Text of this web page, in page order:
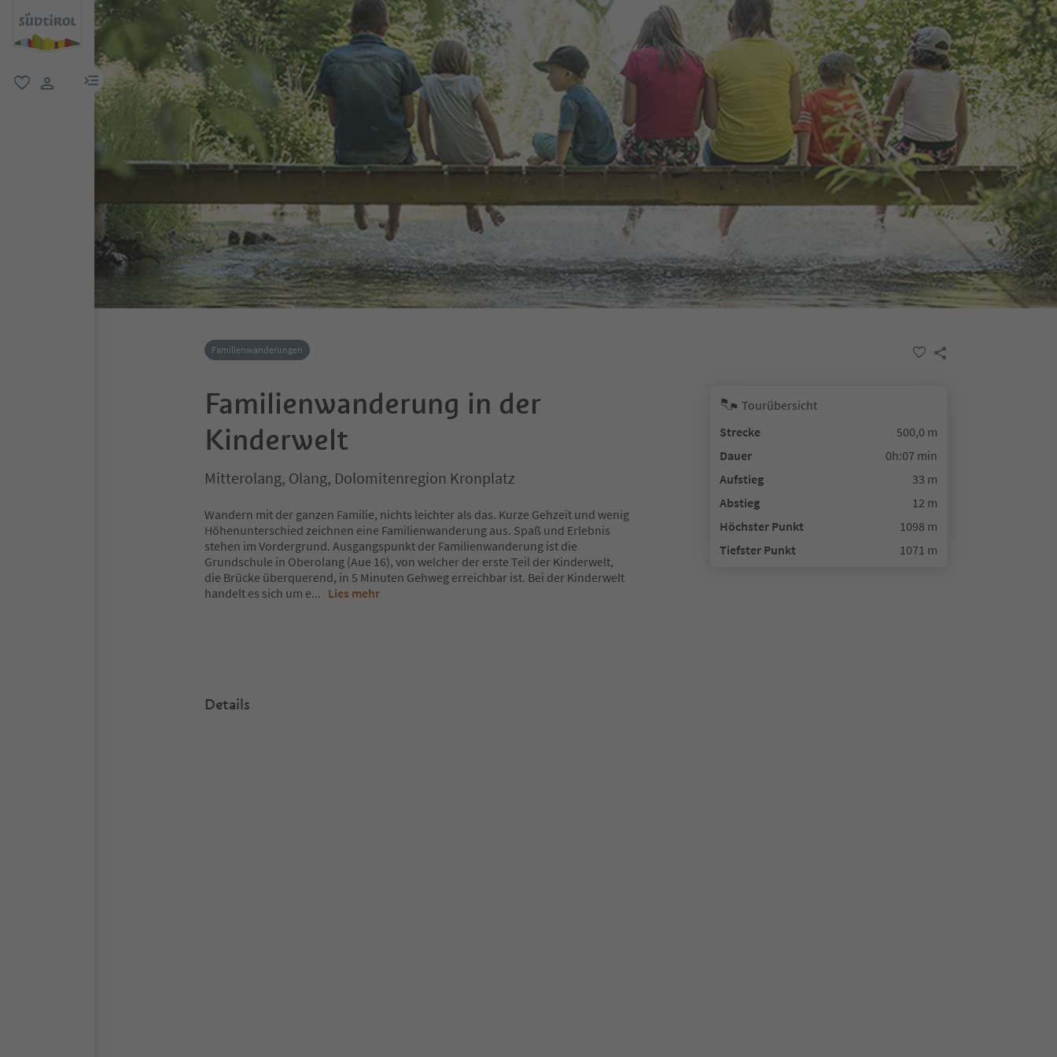
menu link
Familienwanderungen
Familienwanderung in der
Kinderwelt
Mitterolang, Olang, Dolomitenregion Kronplatz
Wandern mit der ganzen Familie, nichts leichter als das. Kurze Gehzeit und wenig
Höhenunterschied zeichnen eine Familienwanderung aus. Spaß und Erlebnis
stehen im Vordergrund. Ausgangspunkt der Familienwanderung ist die
Grundschule in Oberolang (Aue 16), von welcher der erste Teil der Kinderwelt,
die Brücke überquerend, in 5 Minuten Gehweg erreichbar ist. Bei der Kinderwelt
handelt es sich um e... Lies mehr
Tourübersicht
Strecke
500,0 m
Dauer
0h:07 min
Aufstieg
33 m
Abstieg
12 m
Höchster Punkt
1098 m
Tiefster Punkt
1071 m
Details